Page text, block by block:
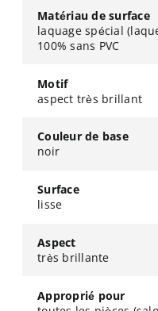
Matériau de surface
laquage spécial
100% sans PVC
Motif
aspect très brillant
Couleur de base
noir
Surface
lisse
Aspect
très brillante
Approprié pour